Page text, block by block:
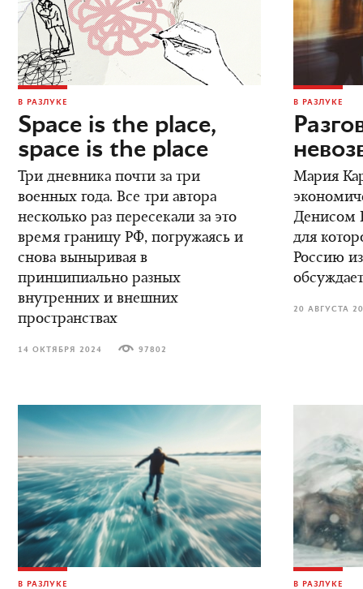
В РАЗЛУКЕ
Space is the place,
space is the place
Три дневника почти за три
военных года. Все три автора
несколько раз пересекали за это
время границу РФ, погружаясь и
снова выныривая в
принципиально разных
внутренних и внешних
пространствах
14 ОКТЯБРЯ 2024 97802
В РАЗЛУКЕ
Мария
Денисом
для
Россию
20 АВГУСТА
В РАЗЛУКЕ В РАЗЛУКЕ